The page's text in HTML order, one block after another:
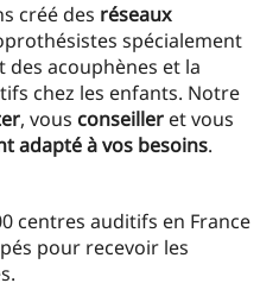
créé des réseaux
spécialement
acouphènes et la
chez les enfants. Notre
, vous conseiller et vous
adapté à vos besoins.
centres auditifs en France
pour recevoir les